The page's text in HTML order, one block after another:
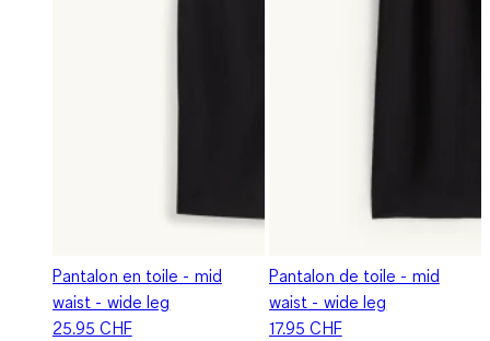
Pantalon en toile - mid
waist - wide leg
25.95 CHF
Pantalon de toile - mid
waist - wide leg
17.95 CHF